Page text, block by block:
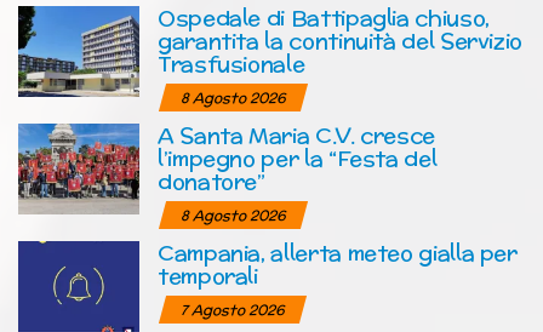
Ospedale di Battipaglia chiuso,
garantita la continuità del Servizio
Trasfusionale
8 Agosto 2026
A Santa Maria C.V. cresce
l’impegno per la “Festa del
donatore”
8 Agosto 2026
Campania, allerta meteo gialla per
temporali
7 Agosto 2026